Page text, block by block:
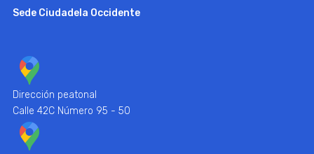
Sede Ciudadela Occidente
Dirección peatonal
Calle 42C Número 95 - 50